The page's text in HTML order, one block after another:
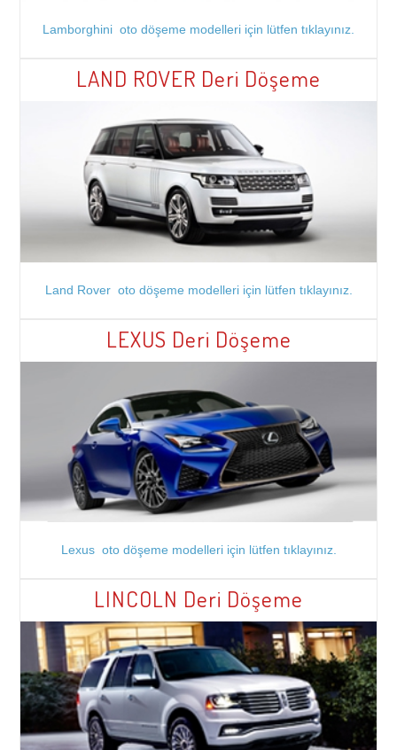
Lamborghini oto döşeme modelleri için lütfen tıklayınız.
LAND ROVER Deri Döşeme
Land Rover oto döşeme modelleri için lütfen tıklayınız.
LEXUS Deri Döşeme
Lexus oto döşeme modelleri için lütfen tıklayınız.
LINCOLN Deri Döşeme